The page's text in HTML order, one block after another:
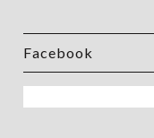
Facebook